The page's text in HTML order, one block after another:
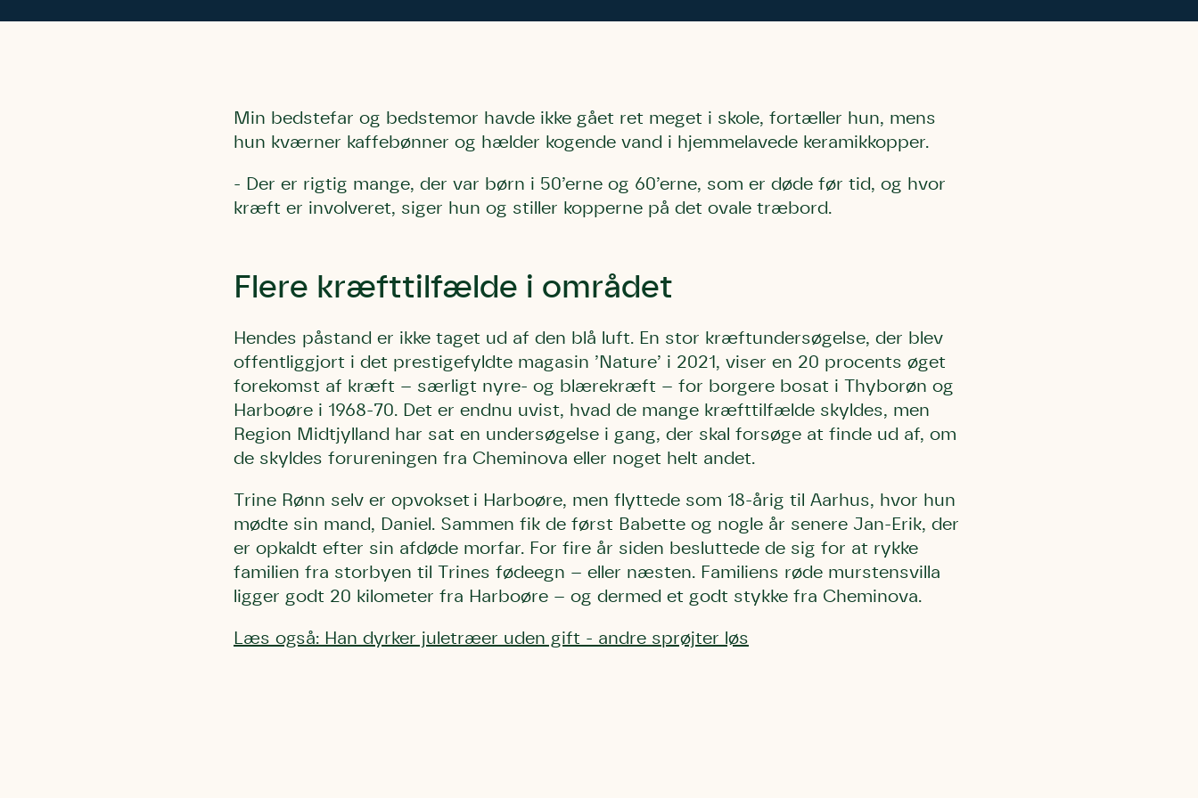
Min bedstefar og bedstemor havde ikke gået ret meget i skole, fortæller hun, mens
hun kværner kaffebønner og hælder kogende vand i hjemmelavede keramikkopper.
- Der er rigtig mange, der var børn i 50’erne og 60’erne, som er døde før tid, og hvor
kræft er involveret, siger hun og stiller kopperne på det ovale træbord.
Flere kræfttilfælde i området
Hendes påstand er ikke taget ud af den blå luft. En stor kræftundersøgelse, der blev
offentliggjort i det prestigefyldte magasin ’Nature’ i 2021, viser en 20 procents øget
forekomst af kræft – særligt nyre- og blærekræft – for borgere bosat i Thyborøn og
Harboøre i 1968-70. Det er endnu uvist, hvad de mange kræfttilfælde skyldes, men
Region Midtjylland har sat en undersøgelse i gang, der skal forsøge at finde ud af, om
de skyldes forureningen fra Cheminova eller noget helt andet.
Trine Rønn selv er opvokset i Harboøre, men flyttede som 18-årig til Aarhus, hvor hun
mødte sin mand, Daniel. Sammen fik de først Babette og nogle år senere Jan-Erik, der
er opkaldt efter sin afdøde morfar. For fire år siden besluttede de sig for at rykke
familien fra storbyen til Trines fødeegn – eller næsten. Familiens røde murstensvilla
ligger godt 20 kilometer fra Harboøre – og dermed et godt stykke fra Cheminova.
Læs også: Han dyrker juletræer uden gift - andre sprøjter løs